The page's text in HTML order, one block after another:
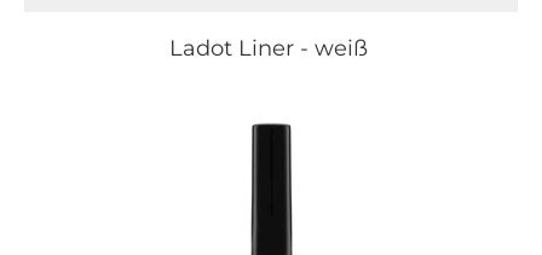
Ladot Liner - weiß